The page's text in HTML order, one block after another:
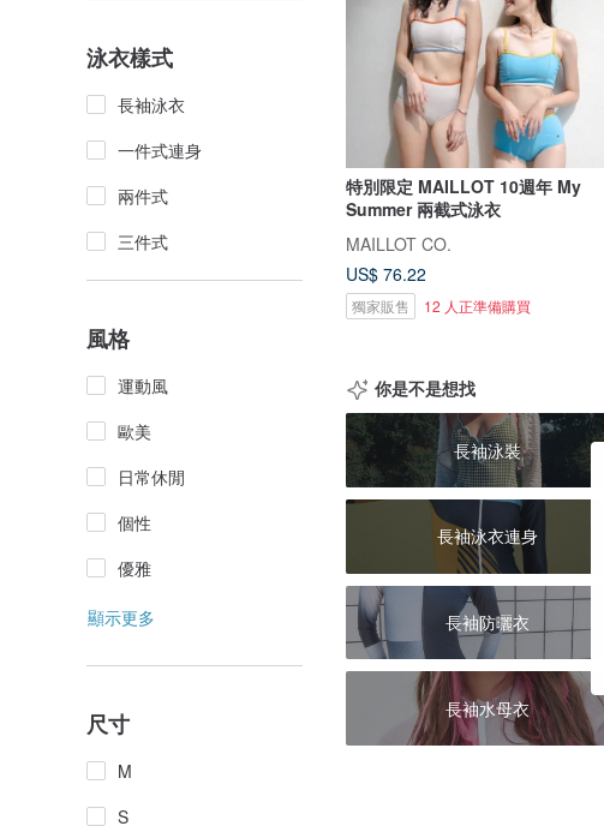
泳衣樣式
長袖泳衣
一件式連身
兩件式
三件式
風格
運動風
歐美
日常休閒
個性
優雅
顯示更多
尺寸
M
S
特別限定 MAILLOT 10週年 My
Summer 兩截式泳衣
MAILLOT CO.
US$ 76.22
獨家販售 12 人正準備購買
你是不是想找
長袖泳裝
長袖泳衣連身
長袖防曬衣
長袖水母衣